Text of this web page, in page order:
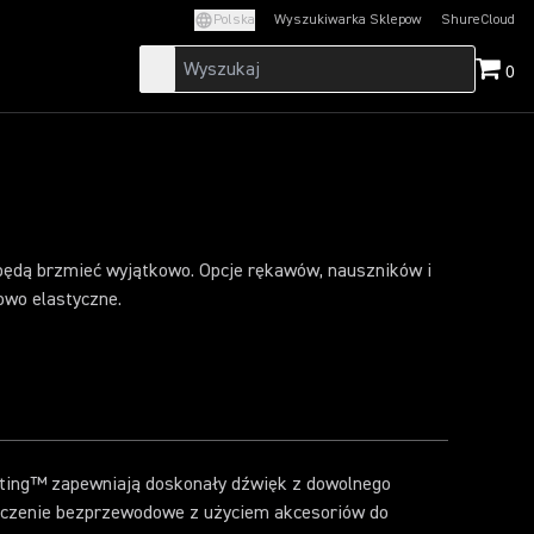
Polska Wyszukiwarka Sklepow ShureCloud
(Opens in a new
0
brzmieć wyjątkowo. Opcje rękawów, nauszników i
elastyczne.
zapewniają doskonały dźwięk z dowolnego
bezprzewodowe z użyciem akcesoriów do